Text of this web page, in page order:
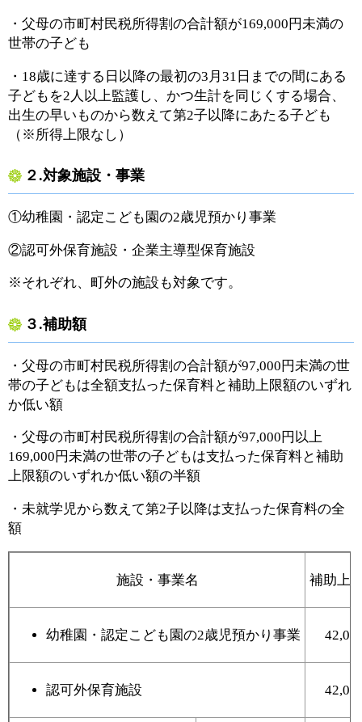
・父母の市町村民税所得割の合計額が169,000円未満の
世帯の子ども
・18歳に達する日以降の最初の3月31日までの間にある
子どもを2人以上監護し、かつ生計を同じくする場合、
出生の早いものから数えて第2子以降にあたる子ども
（※所得上限なし）
２.対象施設・事業
①幼稚園・認定こども園の2歳児預かり事業
②認可外保育施設・企業主導型保育施設
※それぞれ、町外の施設も対象です。
３.補助額
・父母の市町村民税所得割の合計額が97,000円未満の世
帯の子どもは全額支払った保育料と補助上限額のいずれ
か低い額
・父母の市町村民税所得割の合計額が97,000円以上
169,000円未満の世帯の子どもは支払った保育料と補助
上限額のいずれか低い額の半額
・未就学児から数えて第2子以降は支払った保育料の全
額
施設・事業名 補助上
幼稚園・認定こども園の2歳児預かり事業
認可外保育施設